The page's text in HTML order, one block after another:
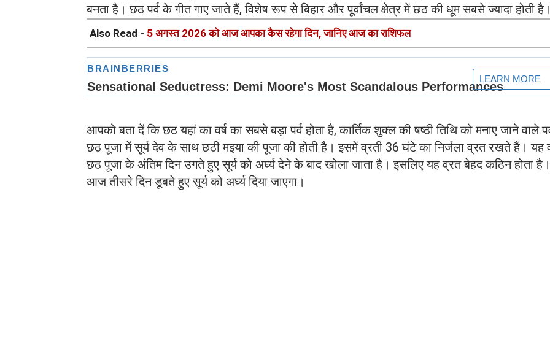
बनता है। छठ पर्व के गीत गाए जाते हैं, विशेष रूप से बिहार और पूर्वांचल क्षेत्र में छठ की धूम सबसे ज्‍यादा होती
Also Read - 5 अगस्त 2026 को आज आपका कैस रहेगा दिन, जानिए आज का राशिफल
आपको बता दें कि छठ यहां का वर्ष का सबसे बड़ा पर्व होता है, कार्तिक शुक्‍ल की षष्‍ठी तिथि को मनाए जाने वाले
छठ पूजा में सूर्य देव के साथ छठी मइया की पूजा की होती है। इसमें व्रती 36 घंटे का निर्जला व्रत रखते हैं। यह
छठ पूजा के अंतिम दिन उगते हुए सूर्य को अर्घ्‍य देने के बाद खोला जाता है। इसलिए यह व्रत बेहद कठिन होता है।
आज तीसरे दिन डूबते हुए सूर्य को अर्घ्‍य दिया जाएगा।